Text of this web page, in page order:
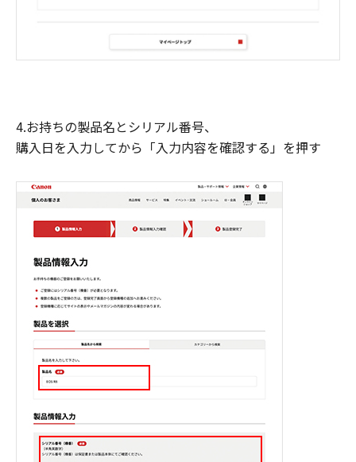
4.お持ちの製品名とシリアル番号、
購入日を入力してから「入力内容を確認する」を押す